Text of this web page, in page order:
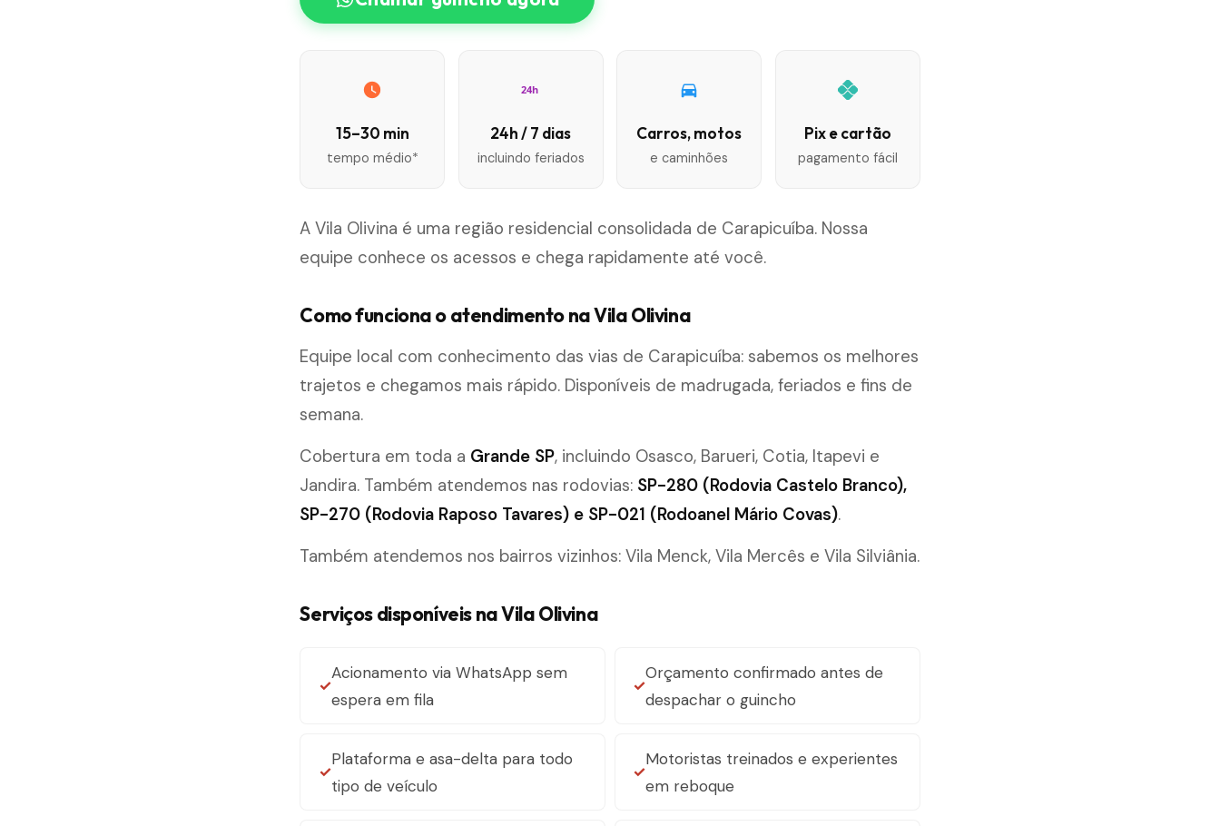
15–30 min
tempo médio*
24h
24h / 7 dias
incluindo feriados
Carros, motos
e caminhões
Pix e cartão
pagamento fácil
A Vila Olivina é uma região residencial consolidada de Carapicuíba. Nossa
equipe conhece os acessos e chega rapidamente até você.
Como funciona o atendimento na Vila Olivina
Equipe local com conhecimento das vias de Carapicuíba: sabemos os melhores
trajetos e chegamos mais rápido. Disponíveis de madrugada, feriados e fins de
semana.
Cobertura em toda a Grande SP, incluindo Osasco, Barueri, Cotia, Itapevi e
Jandira. Também atendemos nas rodovias: SP-280 (Rodovia Castelo Branco),
SP-270 (Rodovia Raposo Tavares) e SP-021 (Rodoanel Mário Covas).
Também atendemos nos bairros vizinhos: Vila Menck, Vila Mercês e Vila Silviânia.
Serviços disponíveis na Vila Olivina
Acionamento via WhatsApp sem
espera em fila
Orçamento confirmado antes de
despachar o guincho
Plataforma e asa-delta para todo
tipo de veículo
Motoristas treinados e experientes
em reboque